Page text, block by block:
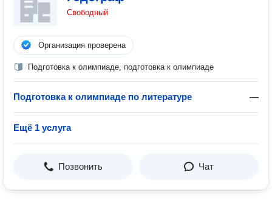
Свободный
Организация проверена
Подготовка к олимпиаде, подготовка к олимпиаде
Подготовка к олимпиаде по литературе —
Ещё 1 услуга
Позвонить Чат